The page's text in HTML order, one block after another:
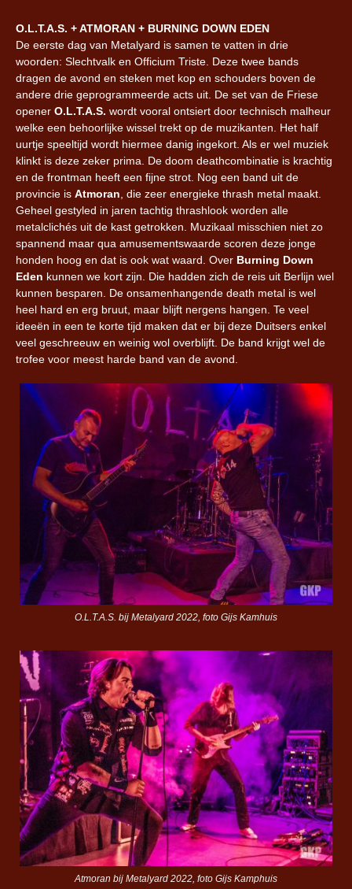
O.L.T.A.S. + ATMORAN + BURNING DOWN EDEN
De eerste dag van Metalyard is samen te vatten in drie
woorden: Slechtvalk en Officium Triste. Deze twee bands
dragen de avond en steken met kop en schouders boven de
andere drie geprogrammeerde acts uit. De set van de Friese
opener O.L.T.A.S. wordt vooral ontsiert door technisch malheur
welke een behoorlijke wissel trekt op de muzikanten. Het half
uurtje speeltijd wordt hiermee danig ingekort. Als er wel muziek
klinkt is deze zeker prima. De doom deathcombinatie is krachtig
en de frontman heeft een fijne strot. Nog een band uit de
provincie is Atmoran, die zeer energieke thrash metal maakt.
Geheel gestyled in jaren tachtig thrashlook worden alle
metalclichés uit de kast getrokken. Muzikaal misschien niet zo
spannend maar qua amusementswaarde scoren deze jonge
honden hoog en dat is ook wat waard. Over Burning Down
Eden kunnen we kort zijn. Die hadden zich de reis uit Berlijn wel
kunnen besparen. De onsamenhangende death metal is wel
heel hard en erg bruut, maar blijft nergens hangen. Te veel
ideeën in een te korte tijd maken dat er bij deze Duitsers enkel
veel geschreeuw en weinig wol overblijft. De band krijgt wel de
trofee voor meest harde band van de avond.
O.L.T.A.S. bij Metalyard 2022, foto Gijs Kamhuis
Atmoran bij Metalyard 2022, foto Gijs Kamphuis